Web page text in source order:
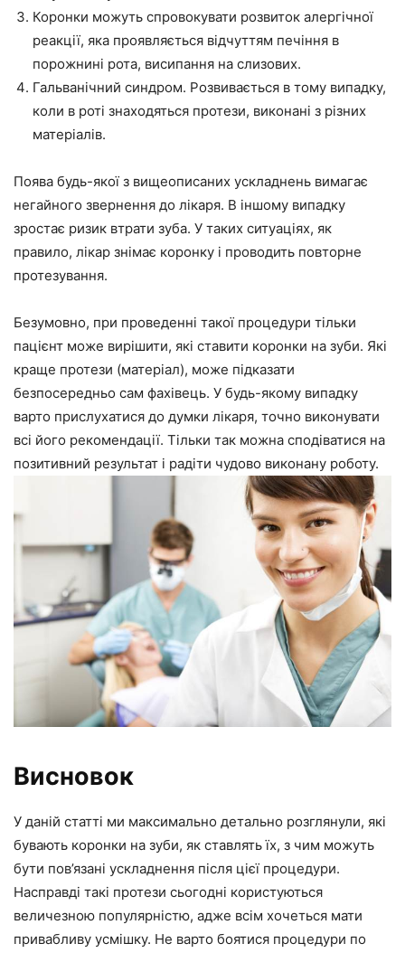
Коронки можуть спровокувати розвиток алергічної
реакції, яка проявляється відчуттям печіння в
порожнині рота, висипання на слизових.
Гальванічний синдром. Розвивається в тому випадку,
коли в роті знаходяться протези, виконані з різних
матеріалів.
Поява будь-якої з вищеописаних ускладнень вимагає
негайного звернення до лікаря. В іншому випадку
зростає ризик втрати зуба. У таких ситуаціях, як
правило, лікар знімає коронку і проводить повторне
протезування.
Безумовно, при проведенні такої процедури тільки
пацієнт може вирішити, які ставити коронки на зуби. Які
краще протези (матеріал), може підказати
безпосередньо сам фахівець. У будь-якому випадку
варто прислухатися до думки лікаря, точно виконувати
всі його рекомендації. Тільки так можна сподіватися на
позитивний результат і радіти чудово виконану роботу.
Висновок
У даній статті ми максимально детально розглянули, які
бувають коронки на зуби, як ставлять їх, з чим можуть
бути пов’язані ускладнення після цієї процедури.
Насправді такі протези сьогодні користуються
величезною популярністю, адже всім хочеться мати
привабливу усмішку. Не варто боятися процедури по